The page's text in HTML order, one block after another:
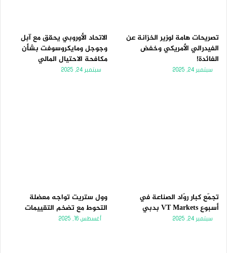
تصريحات هامة لوزير الخزانة عن
الفيدرالي الأمريكي وخفض
الفائدة!
سبتمبر 24, 2025
الاتحاد الأوروبي يحقق مع آبل
وجوجل ومايكروسوفت بشأن
مكافحة الاحتيال المالي
سبتمبر 24, 2025
تجمّع كبار روّاد الصناعة في
أسبوع VT Markets بدبي
سبتمبر 24, 2025
وول ستريت تواجه معضلة
التحوط مع تضخم التقييمات
أغسطس 16, 2025